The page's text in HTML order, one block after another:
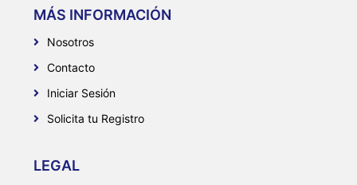
MÁS INFORMACIÓN
Nosotros
Contacto
Iniciar Sesión
Solicita tu Registro
LEGAL